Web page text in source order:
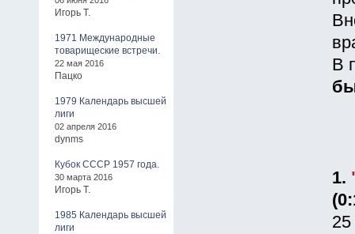
Игорь Т.
1971 Международные
товарищеские встречи.
22 мая 2016
Пацко
1979 Календарь высшей
лиги
02 апреля 2016
dynms
Кубок СССР 1957 года.
30 марта 2016
Игорь Т.
1985 Календарь высшей
лиги
В
1.